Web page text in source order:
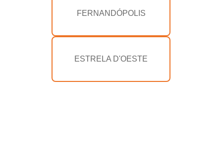
FERNANDÓPOLIS
ESTRELA D'OESTE